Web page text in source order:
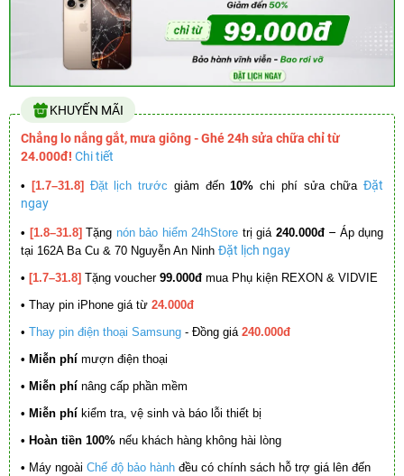
KHUYẾN MÃI
Chẳng lo nắng gắt, mưa giông - Ghé 24h sửa chữa chỉ từ
24.000đ! Chi tiết
• [1.7–31.8] Đặt lịch trước giảm đến10% chi phí sửa chữa Đặt
ngay
• [1.8–31.8] Tặng nón bảo hiểm 24hStore trị giá 240.000đ – Áp dụng
tại 162A Ba Cu & 70 Nguyễn An Ninh Đặt lịch ngay
• [1.7–31.8] Tặng voucher 99.000đ mua Phụ kiện REXON & VIDVIE
• Thay pin iPhone giá từ 24.000đ
• Thay pin điện thoại Samsung - Đồng giá 240.000đ
• Miễn phí mượn điện thoại
• Miễn phí nâng cấp phần mềm
• Miễn phí kiểm tra, vệ sinh và báo lỗi thiết bị
• Hoàn tiền 100% nếu khách hàng không hài lòng
• Máy ngoài Chế độ bảo hành đều có chính sách hỗ trợ giá lên đến